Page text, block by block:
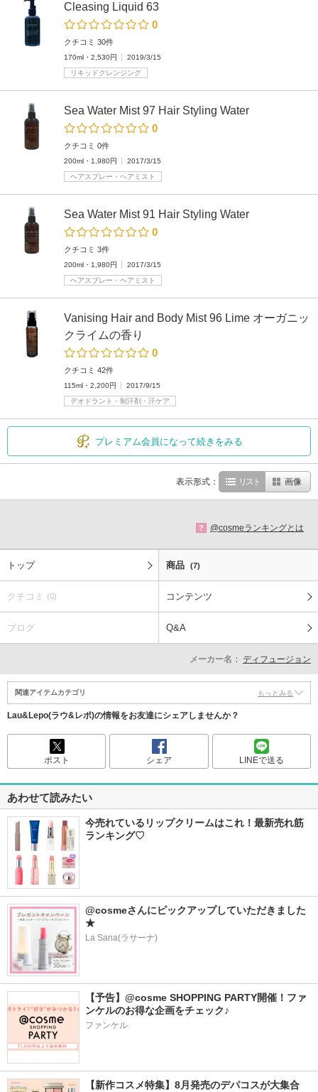
Cleasing Liquid 63
0
クチコミ 30件
170ml・2,530円
2019/3/15
リキッドクレンジング
Sea Water Mist 97 Hair Styling Water
0
クチコミ 0件
200ml・1,980円
2017/3/15
ヘアスプレー・ヘアミスト
Sea Water Mist 91 Hair Styling Water
0
クチコミ 3件
200ml・1,980円
2017/3/15
ヘアスプレー・ヘアミスト
Vanising Hair and Body Mist 96 Lime オーガニッ
クライムの香り
0
クチコミ 42件
115ml・2,200円
2017/9/15
デオドラント・制汗剤・汗ケア
プレミアム会員になって続きをみる
表示形式： リスト 画像
? @cosmeランキングとは
トップ 商品 (7)
クチコミ (0) コンテンツ
ブログ Q&A
メーカー名： ディフュージョン
関連アイテムカテゴリ もっとみる
Lau&Lepo(ラウ&レポ)の情報をお友達にシェアしませんか？
ポスト シェア LINEで送る
あわせて読みたい
今売れているリップクリームはこれ！最新売れ筋
ランキング♡
@cosmeさんにピックアップしていただきました
★
La Sana(ラサーナ)
【予告】@cosme SHOPPING PARTY開催！ファ
ンケルのお得な企画をチェック♪
ファンケル
【新作コスメ特集】8月発売のデパコスが大集合